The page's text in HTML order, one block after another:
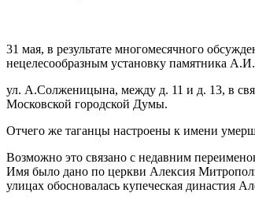
31 мая, в результате многомесячного
нецелесообразным установку памятника
ул. А.Солженицына, между д. 11 и д. 13, в
Московской городской Думы.
Отчего же таганцы настроены к имени
Возможно это связано с недавним
Имя было дано по церкви Алексия
улицах обосновалась купеческая